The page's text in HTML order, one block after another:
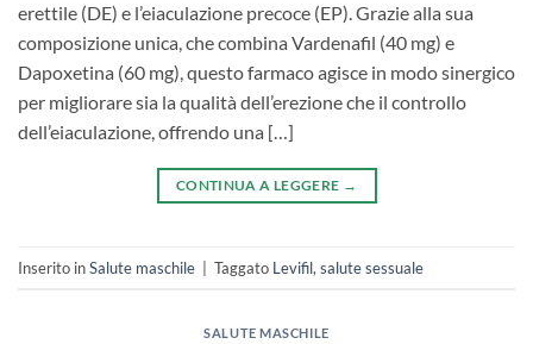
erettile (DE)​ e l’eiaculazione precoce (EP). Grazie alla sua
composizione unica, che combina Vardenafil (40 mg)​ e
Dapoxetina (60 mg), questo farmaco agisce in modo sinergico
per migliorare sia la qualità dell’erezione che il controllo
dell’eiaculazione, offrendo una […]
CONTINUA A LEGGERE →
Inserito inSalute maschile Taggato Levifil, salute sessuale
SALUTE MASCHILE